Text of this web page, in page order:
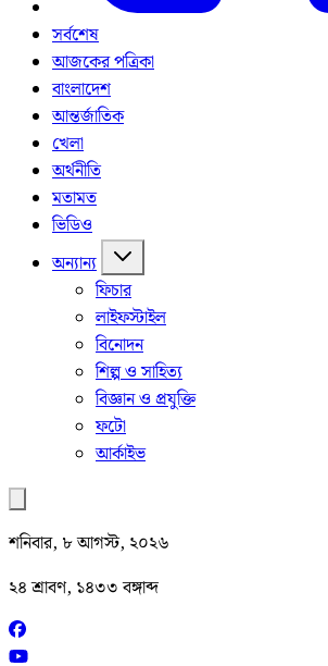
সর্বশেষ
আজকের পত্রিকা
বাংলাদেশ
আন্তর্জাতিক
খেলা
অর্থনীতি
মতামত
ভিডিও
অন্যান্য
ফিচার
লাইফস্টাইল
বিনোদন
শিল্প ও সাহিত্য
বিজ্ঞান ও প্রযুক্তি
ফটো
আর্কাইভ
শনিবার, ৮ আগস্ট, ২০২৬
২৪ শ্রাবণ, ১৪৩৩ বঙ্গাব্দ